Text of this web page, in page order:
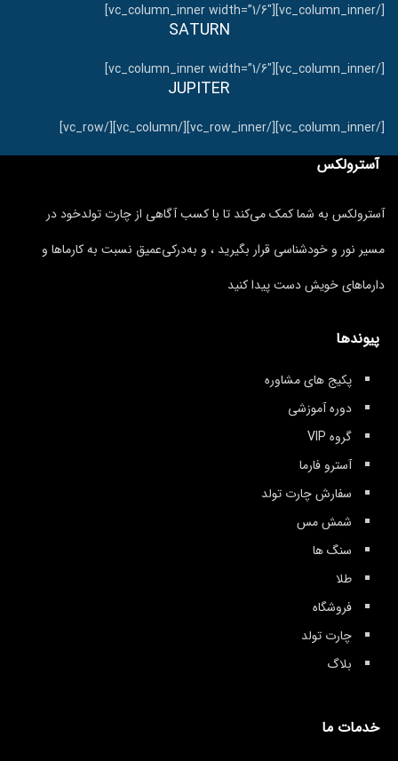
[/vc_column_inner][vc_column_inner width=”1/6″]
SATURN
[/vc_column_inner][vc_column_inner width=”1/6″]
JUPITER
[/vc_column_inner][/vc_row_inner][/vc_column][/vc_row]
آسترولکس
آسترولکس به شما کمک می‌کند تا با کسب آگاهی از چارت تولدخود در
مسیر نور و خودشناسی قرار بگیرید ، و به‌درکی‌عمیق نسبت به کارماها و
دارماهای خویش دست پیدا کنید
پیوندها
پکیج های مشاوره
دوره آموزشی
گروه VIP
آسترو فارما
سفارش چارت تولد
شمش مس
سنگ ها
طلا
فروشگاه
چارت تولد
بلاگ
خدمات ما